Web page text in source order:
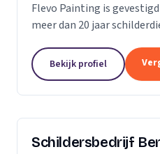
Flevo Painting is
meer dan 20 jaar
provincie Flevoland, het
omstreken...
Bekijk profiel
Schildersbedrijf